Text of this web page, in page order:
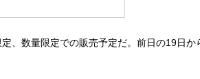
、数量限定での販売予定だ。前日の19日